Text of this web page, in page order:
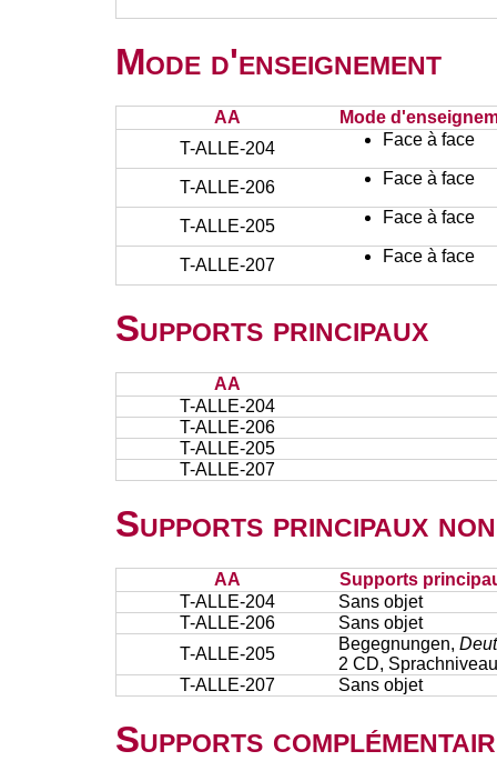
Mode d'enseignement
AA
Mode
T-ALLE-204
Face à face
T-ALLE-206 Face à face
T-ALLE-205 Face à face
T-ALLE-207 Face à face
Supports principaux
AA
T-ALLE-204
T-ALLE-206
T-ALLE-205
T-ALLE-207
Supports principaux
AA
Supports
T-ALLE-204
Sans objet
T-ALLE-206
Sans objet
T-ALLE-205
Begegnungen,
2 CD,
T-ALLE-207
Sans objet
Supports